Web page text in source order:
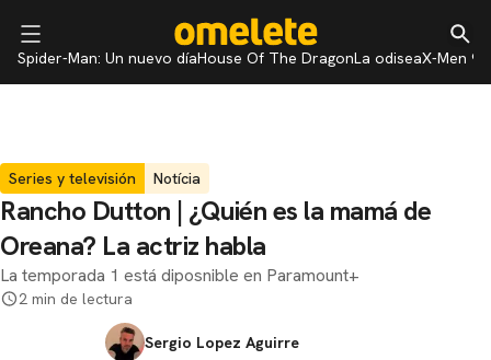
Spider-Man: Un nuevo díaHouse Of The DragonLa odiseaX-Men 97
Series y televisión Notícia
Rancho Dutton | ¿Quién es la mamá de
Oreana? La actriz habla
La temporada 1 está diposnible en Paramount+
2 min de lectura
Sergio Lopez Aguirre